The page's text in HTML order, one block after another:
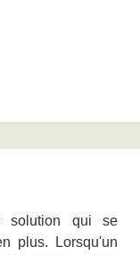
solution qui se
plus. Lorsqu'un